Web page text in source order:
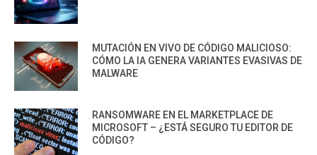
MUTACIÓN EN VIVO DE CÓDIGO MALICIOSO:
CÓMO LA IA GENERA VARIANTES EVASIVAS DE
MALWARE
RANSOMWARE EN EL MARKETPLACE DE
MICROSOFT – ¿ESTÁ SEGURO TU EDITOR DE
CÓDIGO?